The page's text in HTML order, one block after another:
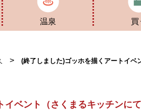
温泉 買
> (終了しました)ゴッホを描くアートイ
イベント（さくまるキッチンに